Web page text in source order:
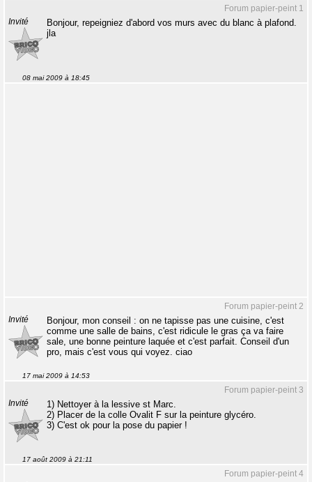
Forum papier-peint 1
Invité
Bonjour, repeigniez d'abord vos murs avec du blanc à plafond.
jla
08 mai 2009 à 18:45
Forum papier-peint 2
Invité
Bonjour, mon conseil : on ne tapisse pas une cuisine, c'est
comme une salle de bains, c'est ridicule le gras ça va faire
sale, une bonne peinture laquée et c'est parfait. Conseil d'un
pro, mais c'est vous qui voyez. ciao
17 mai 2009 à 14:53
Forum papier-peint 3
Invité
1) Nettoyer à la lessive st Marc.
2) Placer de la colle Ovalit F sur la peinture glycéro.
3) C'est ok pour la pose du papier !
17 août 2009 à 21:11
Forum papier-peint 4